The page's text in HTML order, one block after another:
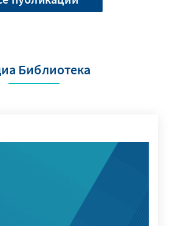
Библиотека